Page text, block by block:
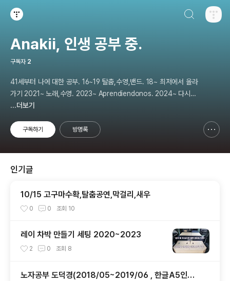
Anakii, 인생 공부 중.
구독자 2
41세부터 나에 대한 공부. 16~19 탈춤,수영,밴드. 18~ 최저에서 올라
가기 2021~ 노래,수영. 2023~ Aprendiendonos. 2024~ 다시
나에 대해 공부. 2025 지금은 인생 공부
...더보기
구독하기 방명록
인기글
10/15 고구마수확,탈춤공연,막걸리,새우
0 0 조회 10
레이 차박 만들기 세팅 2020~2023
2 0 조회 8
노자공부 도덕경(2018/05~2019/06 , 한글A5인쇄